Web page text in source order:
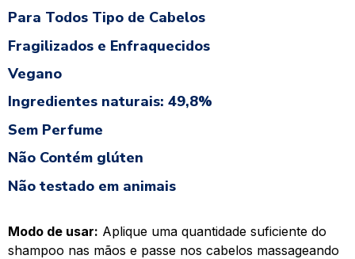
Para Todos Tipo de Cabelos
Fragilizados e Enfraquecidos
Vegano
Ingredientes naturais: 49,8%
Sem Perfume
Não Contém glúten
Não testado em animais
Modo de usar: Aplique uma quantidade suficiente do
shampoo nas mãos e passe nos cabelos massageando